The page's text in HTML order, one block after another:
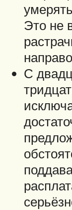
Это не
С